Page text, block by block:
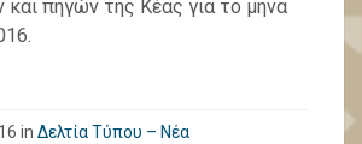
και πηγών της Κέας για το μήνα
in Δελτία Τύπου – Νέα